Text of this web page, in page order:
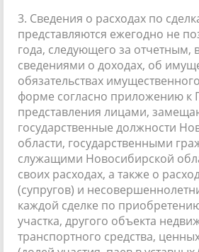
3. Сведения о расходах по
представляются ежегодно не
года, следующего за отчетным,
сведениями о доходах, об
обязательствах
форме согласно приложению к
представления лицами,
государственные должности
области, государственными
служащими Новосибирской
своих расходах, а также о
(супругов) и
каждой сделке по
участка, другого объекта
транспортного средства,